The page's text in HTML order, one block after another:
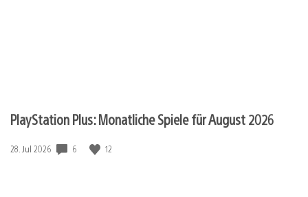
PlayStation Plus: Monatliche Spiele für August 2026
Veröffentlichungsdatum:
28. Jul 2026 6 12